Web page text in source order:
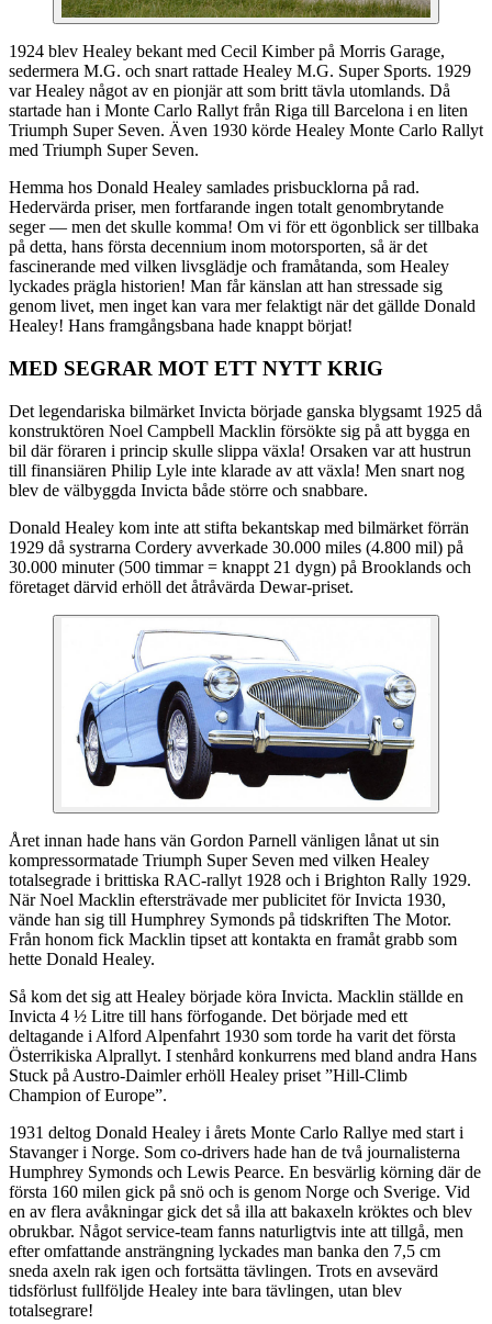
1924 blev Healey bekant med Cecil Kimber på Morris Garage,
sedermera M.G. och snart rattade Healey M.G. Super Sports. 1929
var Healey något av en pionjär att som britt tävla utomlands. Då
startade han i Monte Carlo Rallyt från Riga till Barcelona i en liten
Triumph Super Seven. Även 1930 körde Healey Monte Carlo Rallyt
med Triumph Super Seven.
Hemma hos Donald Healey samlades prisbucklorna på rad.
Hedervärda priser, men fortfarande ingen totalt genombrytande
seger — men det skulle komma! Om vi för ett ögonblick ser tillbaka
på detta, hans första decennium inom motorsporten, så är det
fascinerande med vilken livsglädje och framåtanda, som Healey
lyckades prägla historien! Man får känslan att han stressade sig
genom livet, men inget kan vara mer felaktigt när det gällde Donald
Healey! Hans framgångsbana hade knappt börjat!
MED SEGRAR MOT ETT NYTT KRIG
Det legendariska bilmärket Invicta började ganska blygsamt 1925 då
konstruktören Noel Campbell Macklin försökte sig på att bygga en
bil där föraren i princip skulle slippa växla! Orsaken var att hustrun
till finansiären Philip Lyle inte klarade av att växla! Men snart nog
blev de välbyggda Invicta både större och snabbare.
Donald Healey kom inte att stifta bekantskap med bilmärket förrän
1929 då systrarna Cordery avverkade 30.000 miles (4.800 mil) på
30.000 minuter (500 timmar = knappt 21 dygn) på Brooklands och
företaget därvid erhöll det åtråvärda Dewar-priset.
Året innan hade hans vän Gordon Parnell vänligen lånat ut sin
kompressormatade Triumph Super Seven med vilken Healey
totalsegrade i brittiska RAC-rallyt 1928 och i Brighton Rally 1929.
När Noel Macklin eftersträvade mer publicitet för Invicta 1930,
vände han sig till Humphrey Symonds på tidskriften The Motor.
Från honom fick Macklin tipset att kontakta en framåt grabb som
hette Donald Healey.
Så kom det sig att Healey började köra Invicta. Macklin ställde en
Invicta 4 ½ Litre till hans förfogande. Det började med ett
deltagande i Alford Alpenfahrt 1930 som torde ha varit det första
Österrikiska Alprallyt. I stenhård konkurrens med bland andra Hans
Stuck på Austro-Daimler erhöll Healey priset ”Hill-Climb
Champion of Europe”.
1931 deltog Donald Healey i årets Monte Carlo Rallye med start i
Stavanger i Norge. Som co-drivers hade han de två journalisterna
Humphrey Symonds och Lewis Pearce. En besvärlig körning där de
första 160 milen gick på snö och is genom Norge och Sverige. Vid
en av flera avåkningar gick det så illa att bakaxeln kröktes och blev
obrukbar. Något service-team fanns naturligtvis inte att tillgå, men
efter omfattande ansträngning lyckades man banka den 7,5 cm
sneda axeln rak igen och fortsätta tävlingen. Trots en avsevärd
tidsförlust fullföljde Healey inte bara tävlingen, utan blev
totalsegrare!